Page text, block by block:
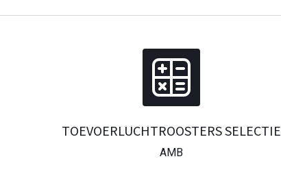
TOEVOERLUCHTROOSTERS SELECTIE
AMB